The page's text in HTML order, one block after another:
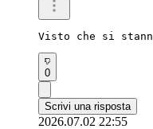
Visto che si
0
Scrivi una risposta
2026.07.02 22:55